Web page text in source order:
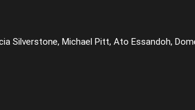
Silverstone, Michael Pitt, Ato Essandoh,